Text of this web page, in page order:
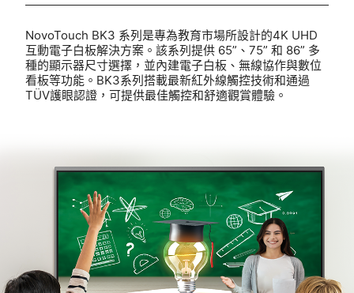
NovoTouch BK3 系列是專為教育市場所設計的4K UHD
互動電子白板解決方案。該系列提供 65”、75” 和 86” 多
種的顯示器尺寸選擇，並內建電子白板、無線協作與數位
看板等功能。BK3系列搭載最新紅外線觸控技術和通過
TÜV護眼認證，可提供最佳觸控和舒適觀賞體驗。